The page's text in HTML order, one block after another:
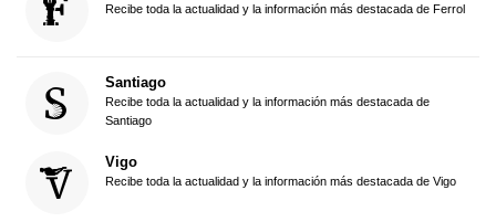
Recibe toda la actualidad y la información más destacada de Ferrol
Santiago
Recibe toda la actualidad y la información más destacada de
Santiago
Vigo
Recibe toda la actualidad y la información más destacada de Vigo